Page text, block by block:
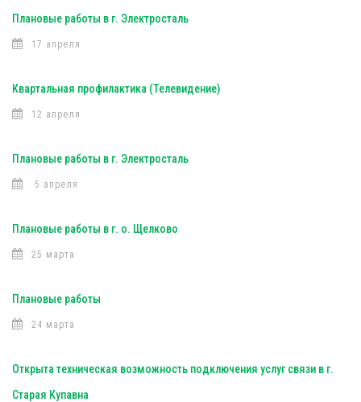
Плановые работы в г. Электросталь
17 апреля
Квартальная профилактика (Телевидение)
12 апреля
Плановые работы в г. Электросталь
5 апреля
Плановые работы в г. о. Щелково
25 марта
Плановые работы
24 марта
Открыта техническая возможность подключения услуг связи в г.
Старая Купавна